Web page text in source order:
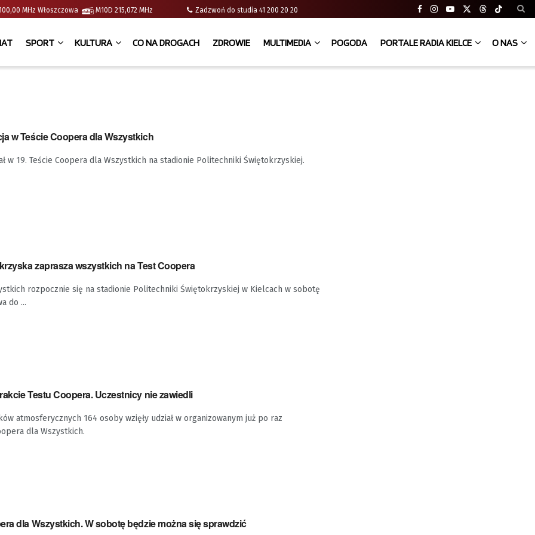
MHz Włoszczowa M10D 215,072 MHz Zadzwoń do studia 41 200 20 20
SPORT KULTURA CO NA DROGACH ZDROWIE MULTIMEDIA POGODA PORTALE RADIA KIELCE O NAS
w Teście Coopera dla Wszystkich
w 19. Teście Coopera dla Wszystkich na stadionie Politechniki Świętokrzyskiej.
zaprasza wszystkich na Test Coopera
rozpocznie się na stadionie Politechniki Świętokrzyskiej w Kielcach w sobotę
do ...
Testu Coopera. Uczestnicy nie zawiedli
atmosferycznych 164 osoby wzięły udział w organizowanym już po raz
dla Wszystkich.
dla Wszystkich. W sobotę będzie można się sprawdzić